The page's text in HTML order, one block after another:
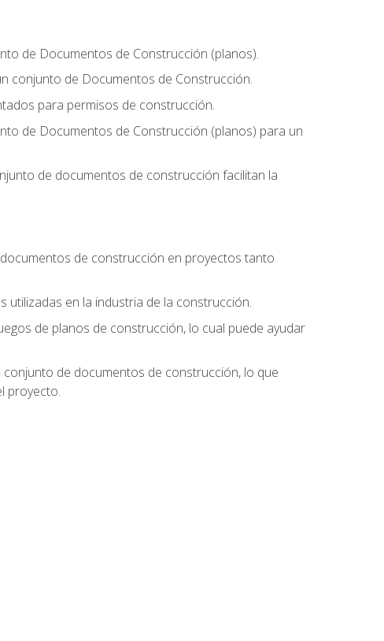
de Documentos de Construcción (planos).
conjunto de Documentos de Construcción.
para permisos de construcción.
de Documentos de Construcción (planos) para un
de documentos de construcción facilitan la
de construcción en proyectos tanto
utilizadas en la industria de la construcción.
de planos de construcción, lo cual puede ayudar
de documentos de construcción, lo que
proyecto.